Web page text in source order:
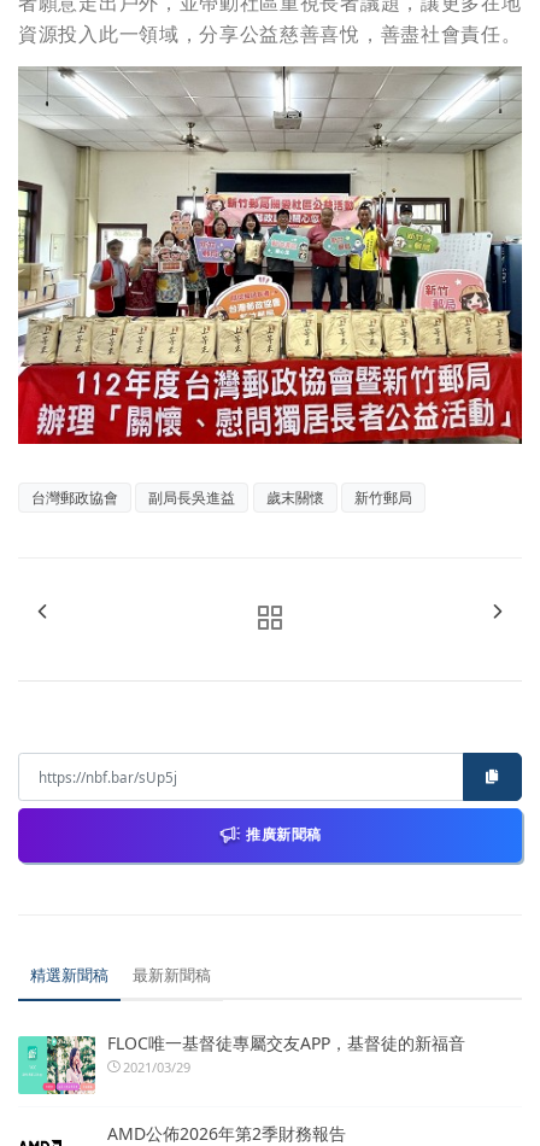
資源投入此一領域，分享公益慈善喜悅，善盡社會責任。
台灣郵政協會 副局長吳進益 歲末關懷 新竹郵局
推廣新聞稿
精選新聞稿 最新新聞稿
FLOC唯一基督徒專屬交友APP，基督徒的新福音
2021/03/29
AMD公佈2026年第2季財務報告